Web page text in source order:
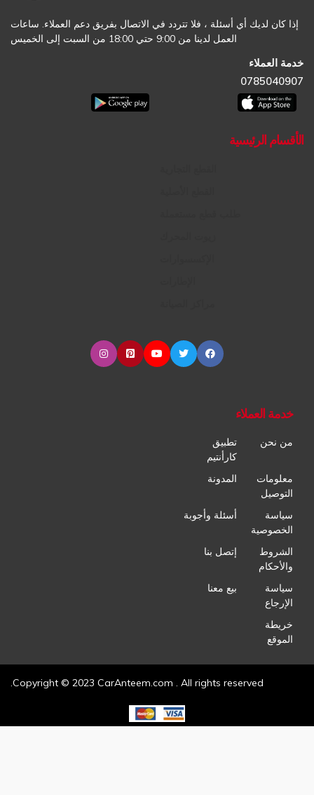
إذا كان لديك أي أسئلة ، فلا تتردد في الاتصال بفريق دعم العملاء. ساعات
العمل لدينا من 9:00 حتي 18:00 من السبت إلى الخميس
خدمة العملاء
0785040907
الأقسام الرئيسية
خدمة العملاء
من نحن
تطبيق
كارأنتيم
معلومات
التوصيل
المدونة
سياسة
الخصوصية
أسئلة وأجوبة
الشروط
والأحكام
إتصل بنا
سياسة
الإرجاع
بيع معنا
خريطة
الموقع
Copyright © 2023 CarAnteem.com . All rights reserved.